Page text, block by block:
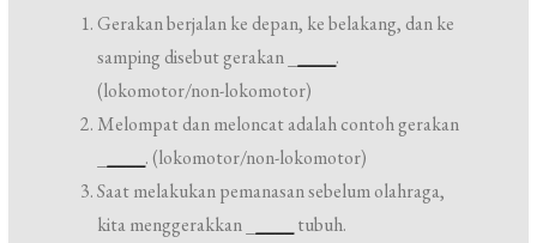
Gerakan berjalan ke depan, ke belakang, dan ke
samping disebut gerakan _
.
(lokomotor/non-lokomotor)
Melompat dan meloncat adalah contoh gerakan
. (lokomotor/non-lokomotor)
Saat melakukan pemanasan sebelum olahraga,
kita menggerakkan _
tubuh.